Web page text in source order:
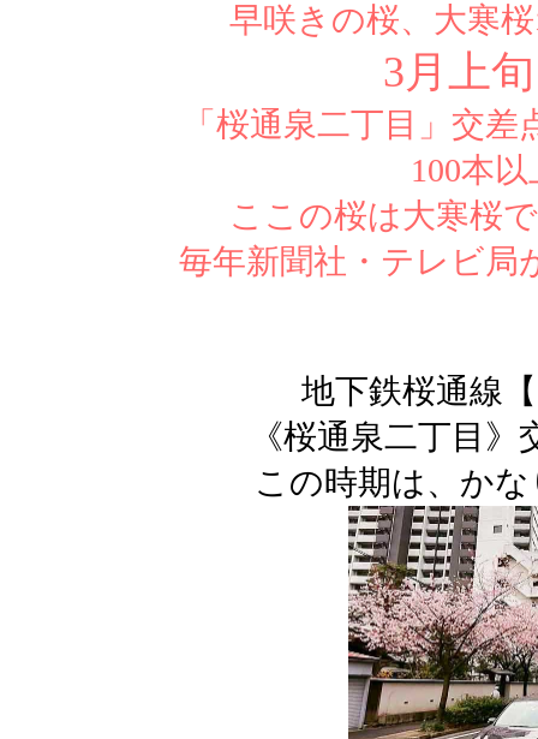
早咲きの桜、大寒
3月上
「桜通泉二丁目」交
100本
ここの桜は大寒桜
毎年新聞社・テレビ局
地下鉄桜通線
《桜通泉二丁目
この時期は、か